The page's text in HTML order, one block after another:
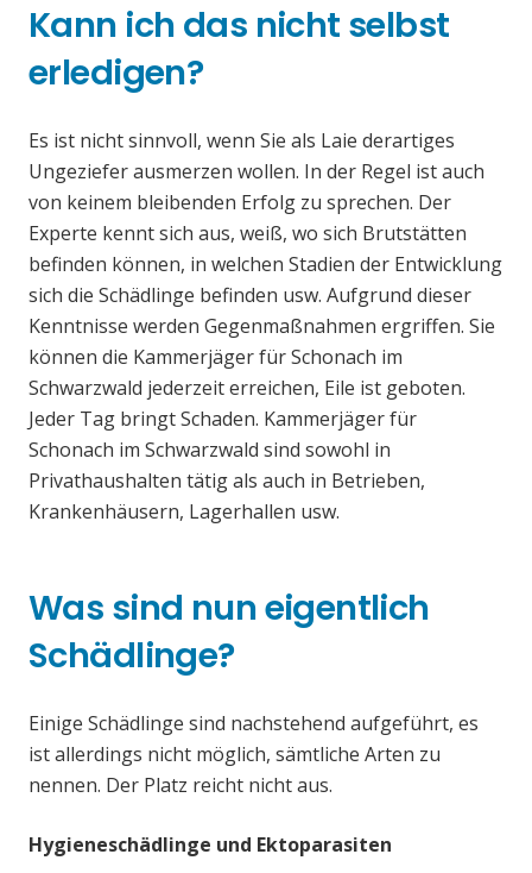
Kann ich das nicht selbst
erledigen?
Es ist nicht sinnvoll, wenn Sie als Laie derartiges
Ungeziefer ausmerzen wollen. In der Regel ist auch
von keinem bleibenden Erfolg zu sprechen. Der
Experte kennt sich aus, weiß, wo sich Brutstätten
befinden können, in welchen Stadien der Entwicklung
sich die Schädlinge befinden usw. Aufgrund dieser
Kenntnisse werden Gegenmaßnahmen ergriffen. Sie
können die Kammerjäger für Schonach im
Schwarzwald jederzeit erreichen, Eile ist geboten.
Jeder Tag bringt Schaden. Kammerjäger für
Schonach im Schwarzwald sind sowohl in
Privathaushalten tätig als auch in Betrieben,
Krankenhäusern, Lagerhallen usw.
Was sind nun eigentlich
Schädlinge?
Einige Schädlinge sind nachstehend aufgeführt, es
ist allerdings nicht möglich, sämtliche Arten zu
nennen. Der Platz reicht nicht aus.
Hygieneschädlinge und Ektoparasiten